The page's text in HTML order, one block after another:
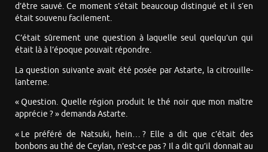
d’être sauvé. Ce moment s’était beaucoup distingué et il s’en
était souvenu facilement.
C’était sûrement une question à laquelle seul quelqu’un qui
était là à l’époque pouvait répondre.
La question suivante avait été posée par Astarte, la citrouille-
lanterne.
« Question. Quelle région produit le thé noir que mon maître
apprécie ? » demanda Astarte.
« Le préféré de Natsuki, hein… ? Elle a dit que c’était des
bonbons au thé de Ceylan, n’est-ce pas ? Il a dit qu’il donnait au